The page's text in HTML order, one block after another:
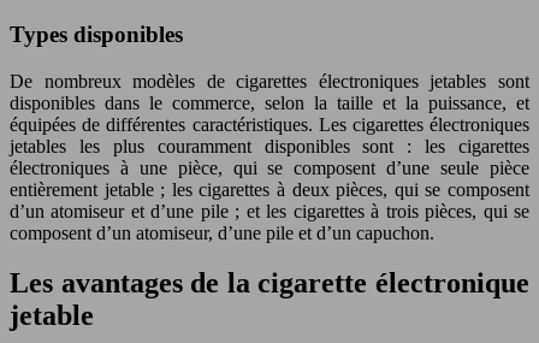
Types disponibles
De nombreux modèles de cigarettes électroniques jetables sont
disponibles dans le commerce, selon la taille et la puissance, et
équipées de différentes caractéristiques. Les cigarettes électroniques
jetables les plus couramment disponibles sont : les cigarettes
électroniques à une pièce, qui se composent d’une seule pièce
entièrement jetable ; les cigarettes à deux pièces, qui se composent
d’un atomiseur et d’une pile ; et les cigarettes à trois pièces, qui se
composent d’un atomiseur, d’une pile et d’un capuchon.
Les avantages de la cigarette électronique
jetable